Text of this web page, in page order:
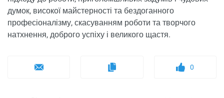
думок, високої майстерності та бездоганного
професіоналізму, скасуванням роботи та творчого
натхнення, доброго успіху і великого щастя.
0